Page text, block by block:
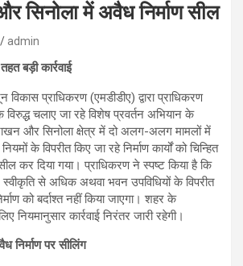
सिनोला में अवैध निर्माण सील
admin
बड़ी कार्रवाई
विकास प्राधिकरण (एमडीडीए) द्वारा प्राधिकरण
विरुद्ध चलाए जा रहे विशेष प्रवर्तन अभियान के
और सिनोला क्षेत्र में दो अलग-अलग मामलों में
के विपरीत किए जा रहे निर्माण कार्यों को चिन्हित
कर दिया गया। प्राधिकरण ने स्पष्ट किया है कि
स्वीकृति से अधिक अथवा भवन उपविधियों के विपरीत
को बर्दाश्त नहीं किया जाएगा। शहर के
नियमानुसार कार्रवाई निरंतर जारी रहेगी।
निर्माण पर सीलिंग